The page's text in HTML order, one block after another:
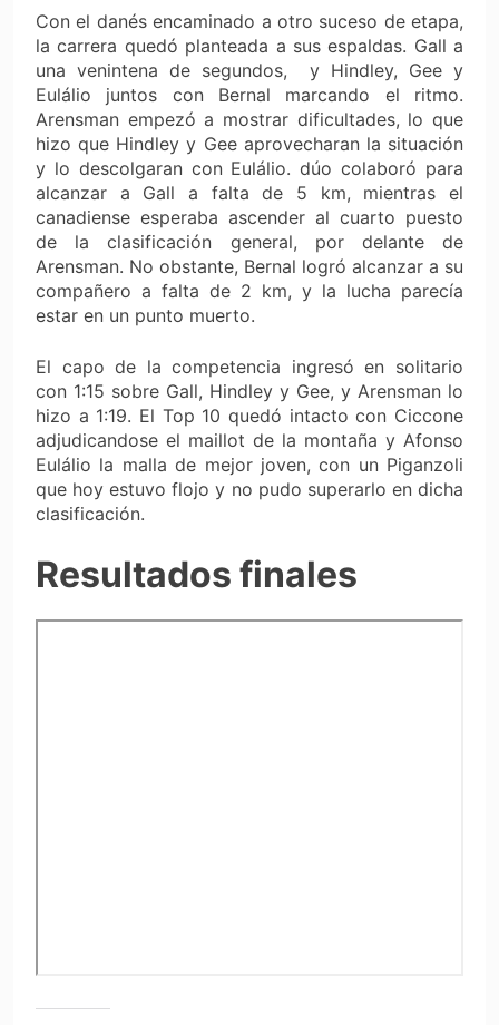
Con el danés encaminado a otro suceso de etapa,
la carrera quedó planteada a sus espaldas. Gall a
una venintena de segundos, y Hindley, Gee y
Eulálio juntos con Bernal marcando el ritmo.
Arensman empezó a mostrar dificultades, lo que
hizo que Hindley y Gee aprovecharan la situación
y lo descolgaran con Eulálio. dúo colaboró ​​para
alcanzar a Gall a falta de 5 km, mientras el
canadiense esperaba ascender al cuarto puesto
de la clasificación general, por delante de
Arensman. No obstante, Bernal logró alcanzar a su
compañero a falta de 2 km, y la lucha parecía
estar en un punto muerto.
El capo de la competencia ingresó en solitario
con 1:15 sobre Gall, Hindley y Gee, y Arensman lo
hizo a 1:19. El Top 10 quedó intacto con Ciccone
adjudicandose el maillot de la montaña y Afonso
Eulálio la malla de mejor joven, con un Piganzoli
que hoy estuvo flojo y no pudo superarlo en dicha
clasificación.
Resultados finales